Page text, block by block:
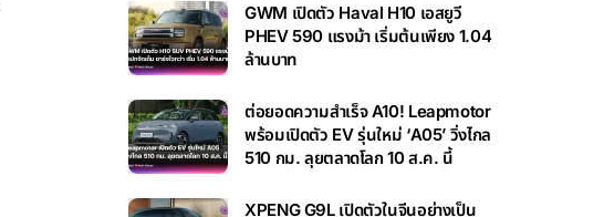
GWM เปิดตัว Haval H10 เอสยูวี
PHEV 590 แรงม้า เริ่มต้นเพียง 1.04
ล้านบาท
ต่อยอดความสำเร็จ A10! Leapmotor
พร้อมเปิดตัว EV รุ่นใหม่ ‘A05’ วิ่งไกล
510 กม. ลุยตลาดโลก 10 ส.ค. นี้
XPENG G9L เปิดตัวในจีนอย่างเป็น